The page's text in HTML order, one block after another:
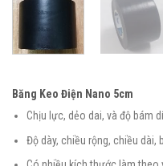
Băng Keo Điện Nano 5cm
Chịu lực, dẻo dai, và độ bám
Độ dày, chiều rộng, chiều dài,